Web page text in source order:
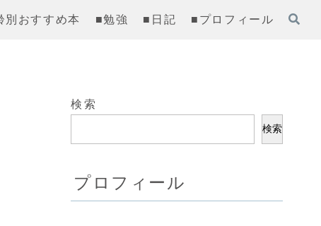
別おすすめ本 ■勉強 ■日記 ■プロフィール
検索
検索
プロフィール